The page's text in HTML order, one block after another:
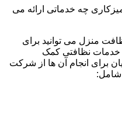
چه خدماتی ارائه می
منزل می توانید برای
خدمات نظافتی کمک
برای انجام آن ها از شرکت
شامل: